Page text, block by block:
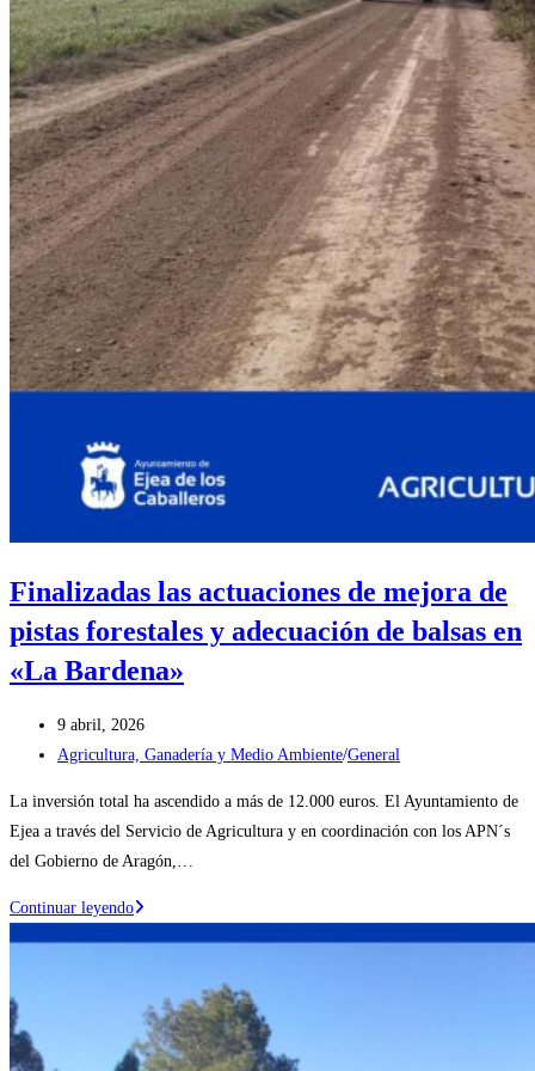
Finalizadas las actuaciones de mejora de
pistas forestales y adecuación de balsas en
«La Bardena»
Publicación
de
9 abril, 2026
Categoría
Agricultura, Ganadería y Medio Ambiente/General
La inversión total ha ascendido a más de 12.000 euros. El Ayuntamiento de
Ejea a través del Servicio de Agricultura y en coordinación con los APN´s
del Gobierno de Aragón,…
Continuar leyendoFinalizadas
mejora
de